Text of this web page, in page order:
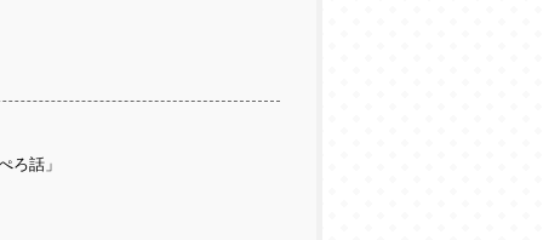
ろ話」